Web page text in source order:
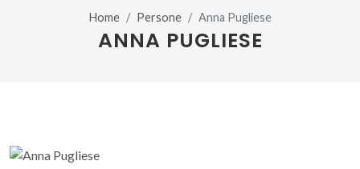
Home Persone Anna Pugliese
ANNA PUGLIESE